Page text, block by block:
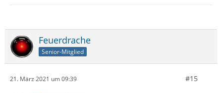
Feuerdrache
Senior-Mitglied
21. März 2021 um 09:39 #15